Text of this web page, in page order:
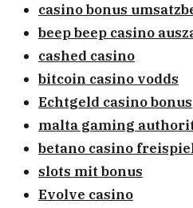
casino bonus
beep beep casino
cashed casino
bitcoin casino vodds
Echtgeld casino bonus
malta gaming
betano casino
slots mit bonus
Evolve casino